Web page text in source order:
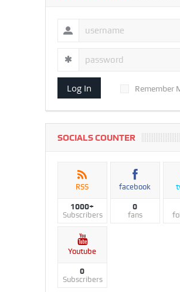
Log In Remember
SOCIALS COUNTER
RSS
1000+
Subscribers
facebook
0
fans
Youtube
0
Subscribers